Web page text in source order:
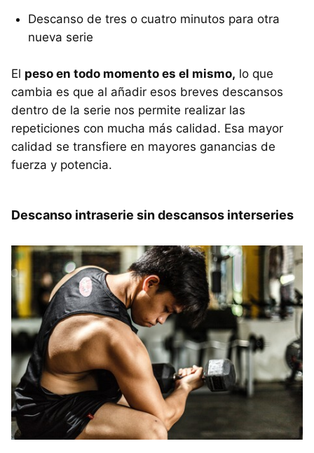
Descanso de tres o cuatro minutos para otra
nueva serie
El peso en todo momento es el mismo, lo que
cambia es que al añadir esos breves descansos
dentro de la serie nos permite realizar las
repeticiones con mucha más calidad. Esa mayor
calidad se transfiere en mayores ganancias de
fuerza y potencia.
Descanso intraserie sin descansos interseries